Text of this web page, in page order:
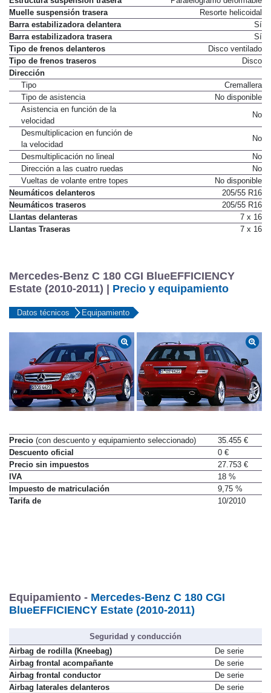
Muelle suspensión trasera
Resorte helicoidal
Barra estabilizadora delantera
Sí
Barra estabilizadora trasera
Sí
Tipo de frenos delanteros
Disco ventilado
Tipo de frenos traseros
Disco
Dirección
Tipo
Cremallera
Tipo de asistencia
No disponible
Asistencia en función de la
velocidad
No
Desmultiplicacion en función de
la velocidad
No
Desmultiplicación no lineal
No
Dirección a las cuatro ruedas
No
Vueltas de volante entre topes
No disponible
Neumáticos delanteros
205/55 R16
Neumáticos traseros
205/55 R16
Llantas delanteras
7 x 16
Llantas Traseras
7 x 16
Mercedes-Benz C 180 CGI BlueEFFICIENCY
Estate (2010-2011) | Precio y equipamiento
Datos técnicos Equipamiento
Precio (con descuento y equipamiento seleccionado)
35.455 €
Descuento oficial
0 €
Precio sin impuestos
27.753 €
IVA
18 %
Impuesto de matriculación
9,75 %
Tarifa de
10/2010
Equipamiento - Mercedes-Benz C 180 CGI
BlueEFFICIENCY Estate (2010-2011)
Seguridad y conducción
Airbag de rodilla (Kneebag)
De serie
Airbag frontal acompañante
De serie
Airbag frontal conductor
De serie
Airbag laterales delanteros
De serie